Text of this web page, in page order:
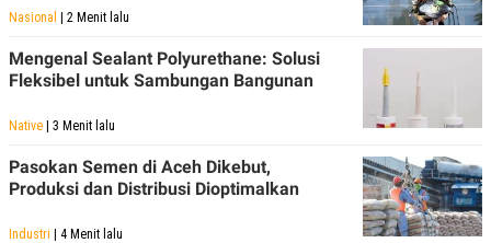
Nasional | 2 Menit lalu
Mengenal Sealant Polyurethane: Solusi
Fleksibel untuk Sambungan Bangunan
Native | 3 Menit lalu
Pasokan Semen di Aceh Dikebut,
Produksi dan Distribusi Dioptimalkan
Industri | 4 Menit lalu